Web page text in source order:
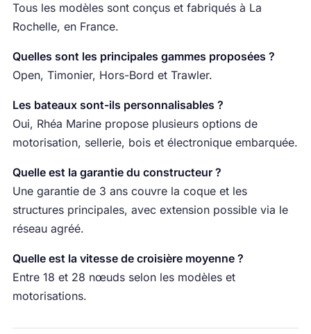
Tous les modèles sont conçus et fabriqués à La
Rochelle, en France.
Quelles sont les principales gammes proposées ?
Open, Timonier, Hors-Bord et Trawler.
Les bateaux sont-ils personnalisables ?
Oui, Rhéa Marine propose plusieurs options de
motorisation, sellerie, bois et électronique embarquée.
Quelle est la garantie du constructeur ?
Une garantie de 3 ans couvre la coque et les
structures principales, avec extension possible via le
réseau agréé.
Quelle est la vitesse de croisière moyenne ?
Entre 18 et 28 nœuds selon les modèles et
motorisations.